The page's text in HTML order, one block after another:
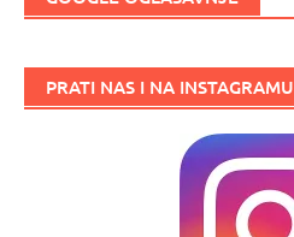
PRATI NAS I NA INSTAGRAMU